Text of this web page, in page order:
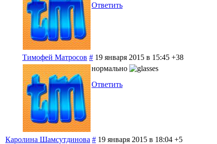
Ответить
Тимофей Матросов # 19 января 2015 в 15:45 +38
нормально
Ответить
Каролина Шамсутдинова # 19 января 2015 в 18:04 +5